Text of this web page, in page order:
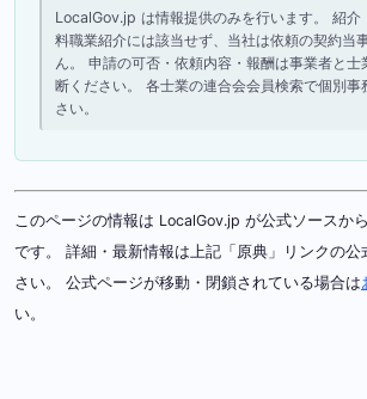
LocalGov.jp は情報提供のみを行います。 紹介
料職業紹介には該当せず、当社は依頼の契約当
ん。 申請の可否・依頼内容・報酬は事業者と士
断ください。 各士業の連合会会員検索で個別事
さい。
このページの情報は LocalGov.jp が公式ソースか
です。 詳細・最新情報は上記「原典」リンクの
さい。 公式ページが移動・閉鎖されている場合は
い。